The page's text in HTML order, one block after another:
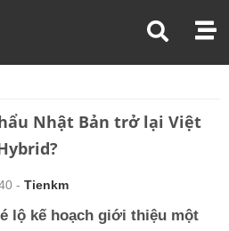
Nhật Bản trở lại Việt
- Tienkm
lộ kế hoạch giới thiệu một